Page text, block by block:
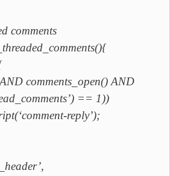
comments
comments_open() AND
== 1))
reply’);